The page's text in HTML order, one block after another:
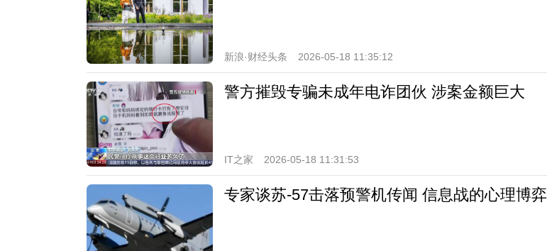
新浪·财经头条 2026-05-18 11:35:12
警方摧毁专骗未成年电诈团伙 涉案金额巨大
IT之家 2026-05-18 11:31:53
专家谈苏-57击落预警机传闻 信息战的心理博弈